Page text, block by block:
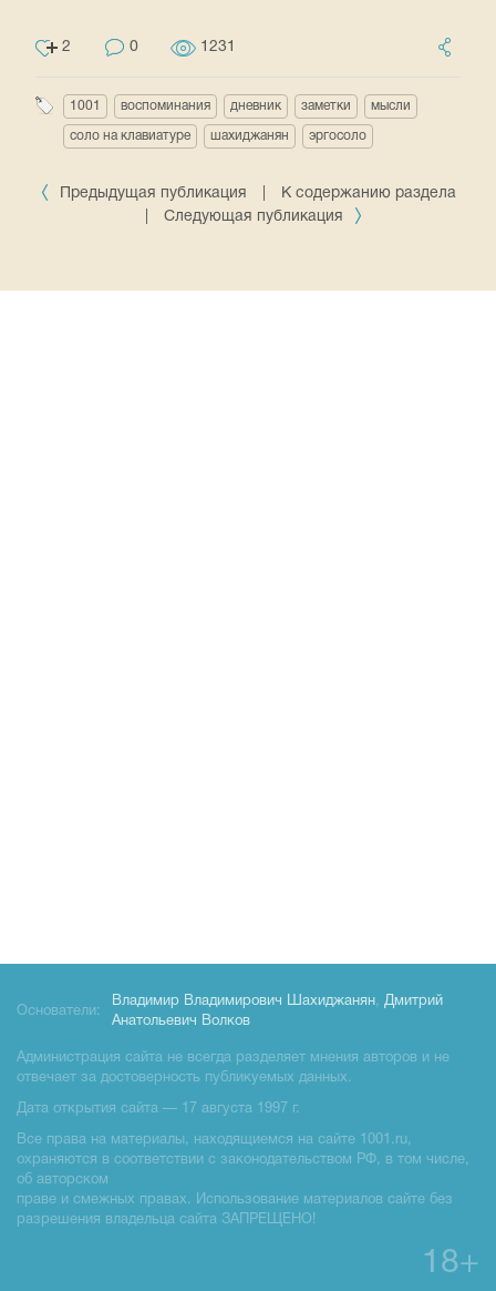
2 0 1231
1001 воспоминания дневник заметки мысли
соло на клавиатуре шахиджанян эргосоло
Предыдущая публикация
К содержанию раздела
Следующая публикация
Основатели:
Владимир Владимирович Шахиджанян, Дмитрий
Анатольевич Волков
Администрация сайта не всегда разделяет мнения авторов и не
отвечает за достоверность публикуемых данных.
Дата открытия сайта — 17 августа 1997 г.
Все права на материалы, находящиемся на сайте 1001.ru,
охраняются в соответствии с законодательством РФ, в том числе,
об авторском
праве и смежных правах. Использование материалов сайте без
разрешения владельца сайта ЗАПРЕЩЕНО!
18+